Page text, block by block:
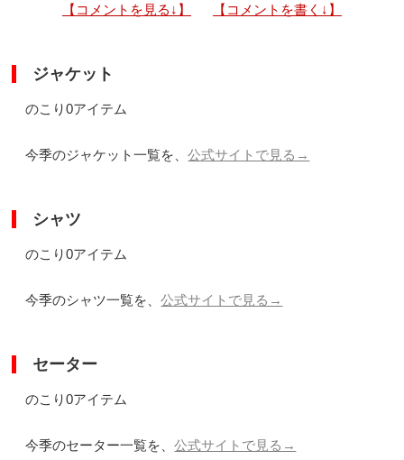
【コメントを見る↓】 【コメントを書く↓】
ジャケット
のこり0アイテム
今季のジャケット一覧を、公式サイトで見る→
シャツ
のこり0アイテム
今季のシャツ一覧を、公式サイトで見る→
セーター
のこり0アイテム
今季のセーター一覧を、公式サイトで見る→